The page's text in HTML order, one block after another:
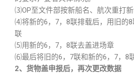
⑶OP至文件部按新船名、航次重打
⑷将新的6，7，8联排载后，用旧的
联
⑸用新的6，7，8联去盖进场章
⑹最后将旧的6，7联和新的6，7，8
2、货物盖申报后，再次更改数据